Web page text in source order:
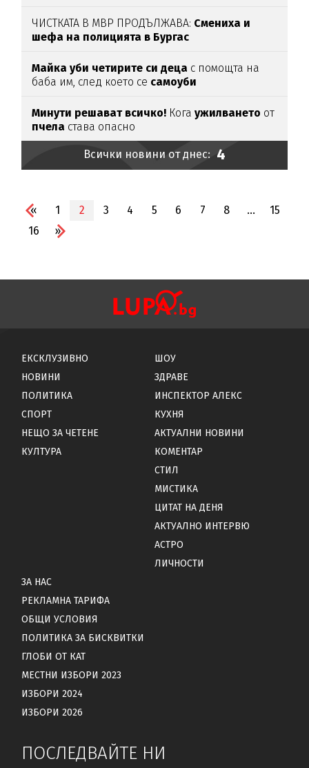
ЧИСТКАТА В МВР ПРОДЪЛЖАВА: Смениха и
шефа на полицията в Бургас
Майка уби четирите си деца с помощта на
баба им, след което се самоуби
Минути решават всичко! Когаужилването от
пчела става опасно
Всички новини от днес: 4
« 1 2 3 4 5 6 7 8 ...
15
16
»
ЕКСКЛУЗИВНО
НОВИНИ
ПОЛИТИКА
СПОРТ
НЕЩО ЗА ЧЕТЕНЕ
КУЛТУРА
ШОУ
ЗДРАВЕ
ИНСПЕКТОР АЛЕКС
КУХНЯ
АКТУАЛНИ НОВИНИ
КОМЕНТАР
СТИЛ
МИСТИКА
ЦИТАТ НА ДЕНЯ
АКТУАЛНО ИНТЕРВЮ
АСТРО
ЛИЧНОСТИ
ЗА НАС
РЕКЛАМНА ТАРИФА
ОБЩИ УСЛОВИЯ
ПОЛИТИКА ЗА БИСКВИТКИ
ГЛОБИ ОТ КАТ
МЕСТНИ ИЗБОРИ 2023
ИЗБОРИ 2024
ИЗБОРИ 2026
ПОСЛЕДВАЙТЕ НИ